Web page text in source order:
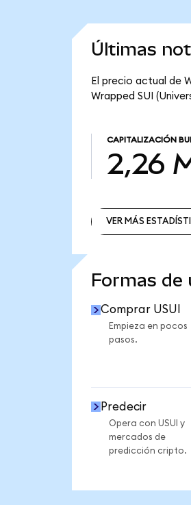
Últimas
El precio actual de
Wrapped SUI
CAPITALIZACIÓN
2,26
VER MÁS
Formas de
Comprar USUI
Empieza en pocos
pasos.
Predecir
Opera con USUI y
mercados de
predicción cripto.